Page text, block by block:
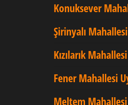
Konuksever
Şirinyalı
Kızılarık
Fener Mahallesi
Meltem